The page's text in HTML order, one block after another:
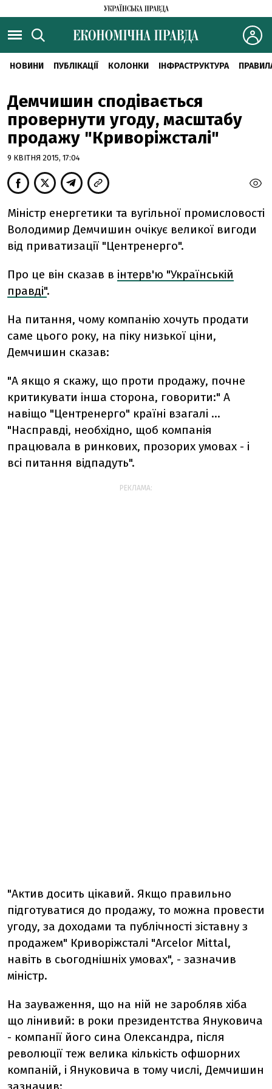
НОВИНИ ПУБЛІКАЦІЇ КОЛОНКИ ІНФРАСТРУКТУРА
Демчишин сподівається
провернути угоду, масштабу
продажу "Криворіжсталі"
9 КВІТНЯ 2015, 17:04
Міністр енергетики та вугільної промисловості
Володимир Демчишин очікує великої вигоди
від приватизації "Центренерго".
Про це він сказав в інтерв'ю "Українській
правді".
На питання, чому компанію хочуть продати
саме цього року, на піку низької ціни,
Демчишин сказав:
"А якщо я скажу, що проти продажу, почне
критикувати інша сторона, говорити:" А
навіщо "Центренерго" країні взагалі ...
"Насправді, необхідно, щоб компанія
працювала в ринкових, прозорих умовах - і
всі питання відпадуть".
РЕКЛАМА:
"Актив досить цікавий. Якщо правильно
підготуватися до продажу, то можна провести
угоду, за доходами та публічності зіставну з
продажем" Криворіжсталі "Arcelor Mittal,
навіть в сьогоднішніх умовах", - зазначив
міністр.
На зауваження, що на ній не заробляв хіба
що лінивий: в роки президентства Януковича
- компанії його сина Олександра, після
революції теж велика кількість офшорних
компаній, і Януковича в тому числі, Демчишин